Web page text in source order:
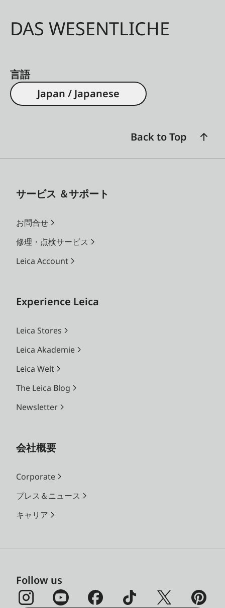
DAS WESENTLICHE
言語
Japan / Japanese
Back to Top
サービス ＆サポート
お問合せ
修理・点検サービス
Leica Account
Experience Leica
Leica Stores
Leica Akademie
Leica Welt
The Leica Blog
Newsletter
会社概要
Corporate
プレス＆ニュース
キャリア
Follow us